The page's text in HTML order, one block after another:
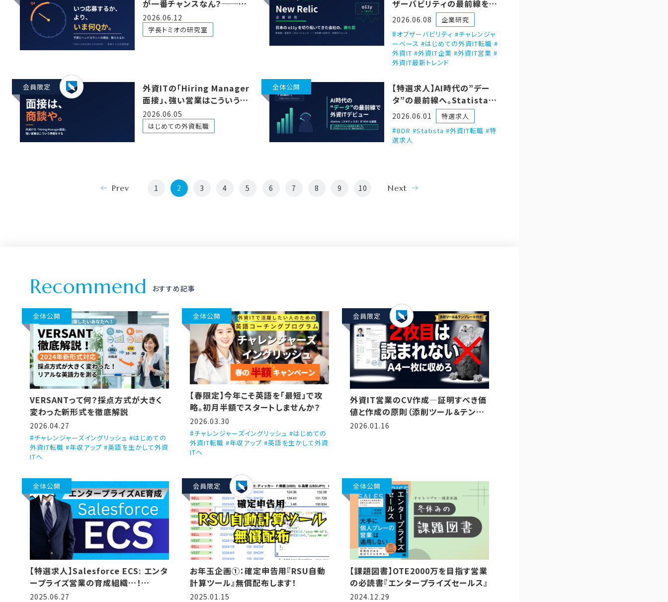
が一番チャンスなん？──採
用カレンダーの裏側、黒田さ
んと解説したるわ
2026.06.12
学長トミオの研究室
ザーバビリティの最前線を走
る会社を、外資IT営業の視点
2026.06.08
企業研究
オブザーバビリティ #チャレンジャ
ーベース #はじめての外資IT転職 #
外資IT #外資IT企業 #外資IT営業 #
外資IT最新トレンド
会員限定
外資ITの「Hiring Manager
面接」、強い営業はこういう準
備をする 〜「売れんの？」「な
んで？」に答え切る3ステッ
プ〜
2026.06.05
はじめての外資転職
全体公開
【特選求人】AI時代の”デー
タ”の最前線へ。Statistaが
外資ITデビュー向けBDRを
募集しとるで
2026.06.01
特選求人
BDR #Statista #外資IT転職 #特
選求人
Prev 1 2 3 4 5 6 7 8 9 10 Next
Recommend おすすめ記事
全体公開
VERSANTって何？採点方式が大きく
変わった新形式を徹底解説
2026.04.27
チャレンジャーズイングリッシュ #はじめての
外資IT転職 #年収アップ #英語を生かして外資
ITへ
全体公開
【春限定】今年こそ英語を「最短」で攻
略。初月半額でスタートしませんか？
2026.03.30
チャレンジャーズイングリッシュ #はじめての
外資IT転職 #年収アップ #英語を生かして外資
ITへ
会員限定
外資IT営業のCV作成―証明すべき価
値と作成の原則（添削ツール＆テンプ
レート付き）
2026.01.16
全体公開
【特選求人】Salesforce ECS: エンタ
ープライズ営業の育成組織…！
(2025/6/27更新)
2025.06.27
会員限定
お年玉企画①：確定申告用『RSU自動
計算ツール』無償配布します！
2025.01.15
全体公開
【課題図書】OTE2000万を目指す営業
の必読書『エンタープライズセールス』
2024.12.29